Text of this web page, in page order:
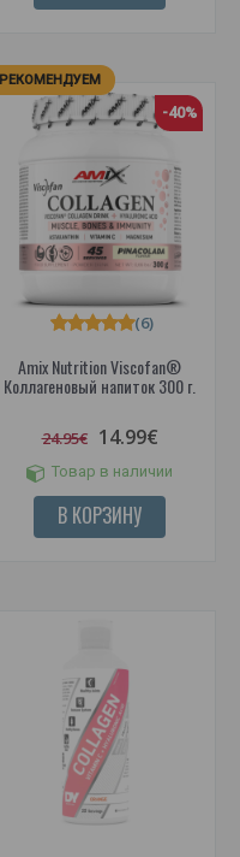
РЕКОМЕНДУЕМ
-40%
Amix Nutrition Viscofan®
Коллагеновый напиток 300 г.
(6)
24.95€ 14.99€
Товар в наличии
В КОРЗИНУ